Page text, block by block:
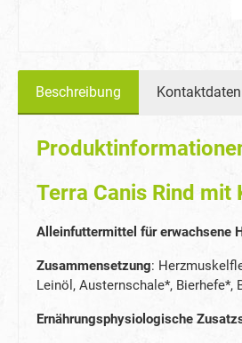
Beschreibung
Terra Canis Rind
Alleinfuttermittel für erwachsene
Zusammensetzung:
Leinöl, Austernschale*,
Ernährungsphysiologische